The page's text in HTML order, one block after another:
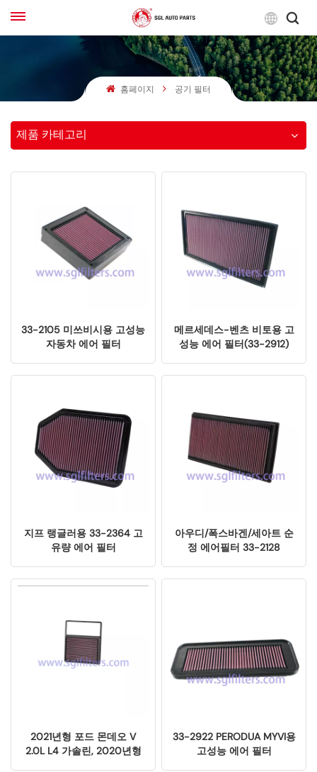
한
국
어
English
Français
español
한국어
홈페이지 공기 필터
제품 카테고리
33-2105 미쓰비시용 고성능
자동차 에어 필터
메르세데스-벤츠 비토용 고
성능 에어 필터(33-2912)
지프 랭글러용 33-2364 고
유량 에어 필터
아우디/폭스바겐/세아트 순
정 에어필터 33-2128
2021년형 포드 몬데오 V
2.0L L4 가솔린, 2020년형
33-2922 PERODUA MYVI용
고성능 에어 필터